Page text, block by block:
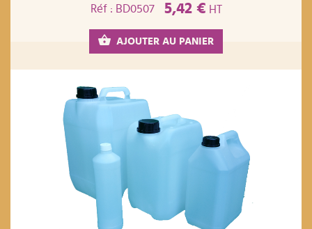
Réf : BD0507
5,42 € HT
AJOUTER AU PANIER